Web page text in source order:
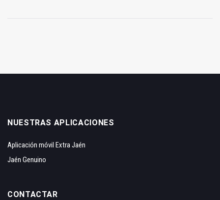
NUESTRAS APLICACIONES
Aplicación móvil Extra Jaén
Jaén Genuino
CONTACTAR